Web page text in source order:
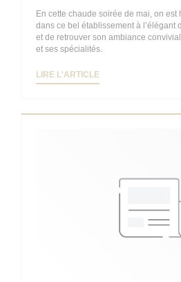
En cette chaude soirée de mai, on
dans ce bel établissement à l’élégant
et de retrouver son ambiance
et ses spécialités.
LIRE L'ARTICLE